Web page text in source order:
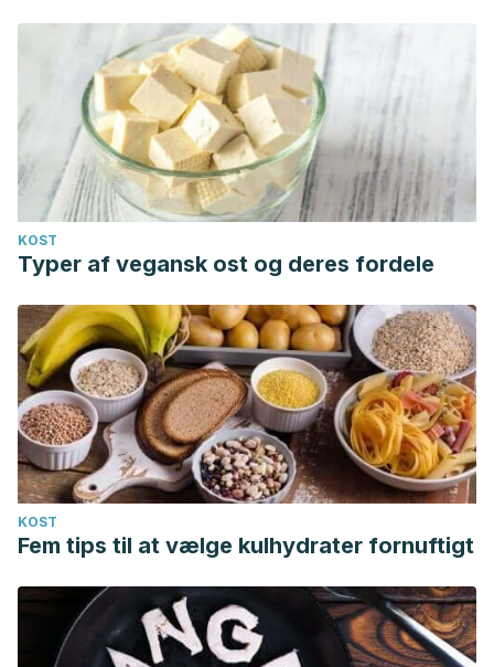
KOST
Typer af vegansk ost og deres fordele
KOST
Fem tips til at vælge kulhydrater fornuftigt